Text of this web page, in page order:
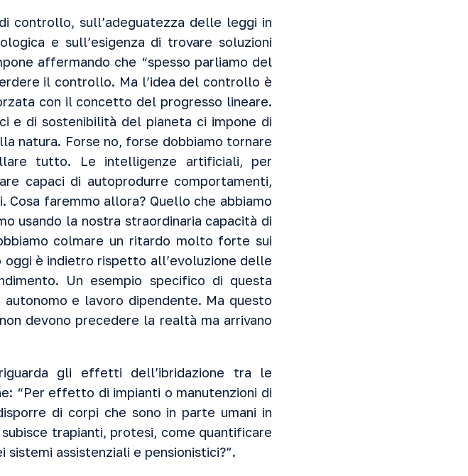
controllo, sull’adeguatezza delle leggi in
e sull’esigenza di trovare soluzioni
affermando che “spesso parliamo del
il controllo. Ma l’idea del controllo è
con il concetto del progresso lineare.
e di sostenibilità del pianeta ci impone di
natura. Forse no, forse dobbiamo tornare
tutto. Le intelligenze artificiali, per
capaci di autoprodurre comportamenti,
Cosa faremmo allora? Quello che abbiamo
usando la nostra straordinaria capacità di
colmare un ritardo molto forte sui
è indietro rispetto all’evoluzione delle
Un esempio specifico di questa
e lavoro dipendente. Ma questo
devono precedere la realtà ma arrivano
gli effetti dell’ibridazione tra le
“Per effetto di impianti o manutenzioni di
di corpi che sono in parte umani in
trapianti, protesi, come quantificare
assistenziali e pensionistici?”.